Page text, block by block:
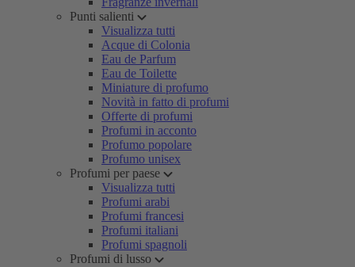
Punti salienti
Visualizza tutti
Acque di Colonia
Eau de Parfum
Eau de Toilette
Miniature di profumo
Novità in fatto di profumi
Offerte di profumi
Profumi in acconto
Profumo popolare
Profumo unisex
Profumi per paese
Visualizza tutti
Profumi arabi
Profumi francesi
Profumi italiani
Profumi spagnoli
Profumi di lusso